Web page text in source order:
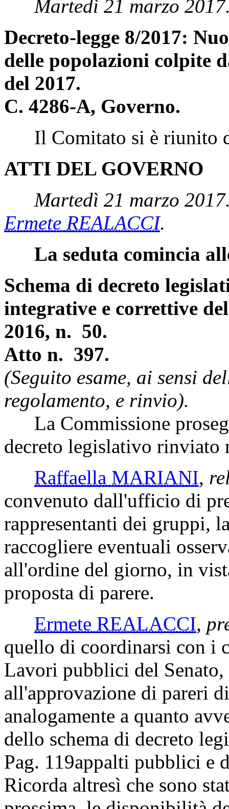
COMITATO DEI NOVE
Martedì 21 marzo
Decreto-legge 8/2017:
delle popolazioni colpite
del 2017.
C. 4286-A, Governo.
Il Comitato si è riunito
ATTI DEL GOVERNO
Martedì 21 marzo
Ermete REALACCI.
La seduta comincia
Schema di decreto
integrative e correttive
2016, n. 50.
Atto n. 397.
(Seguito esame, ai sensi
regolamento, e rinvio).
La Commissione
decreto legislativo
Raffaella MARIANI,
convenuto dall'ufficio di
rappresentanti dei gruppi,
raccogliere eventuali
all'ordine del giorno, in
proposta di parere.
Ermete REALACCI,
quello di coordinarsi con i
Lavori pubblici del
all'approvazione di pareri
analogamente a quanto
dello schema di decreto